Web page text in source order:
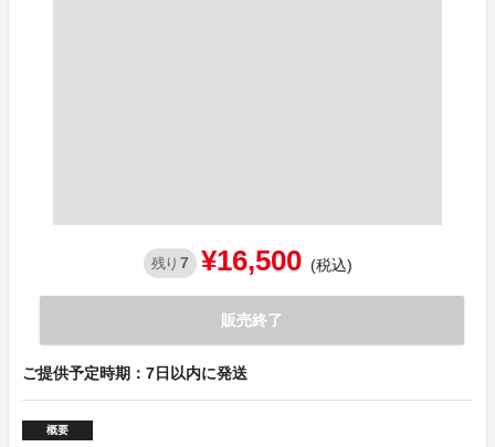
残り 7 ¥16,500 (税込)
販売終了
ご提供予定時期：7日以内に発送
概要